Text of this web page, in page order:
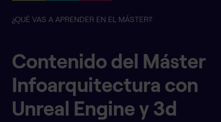
¿QUÉ VAS A APRENDER EN EL MÁSTER?
Contenido del Máster
Infoarquitectura con
Unreal Engine y 3d